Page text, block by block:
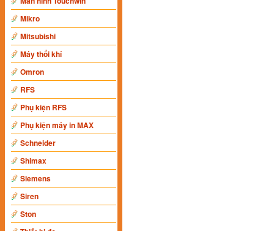
Mikro
Mitsubishi
Máy thổi khí
Omron
RFS
Phụ kiện RFS
Phụ kiện máy in MAX
Schneider
Shimax
Siemens
Siren
Ston